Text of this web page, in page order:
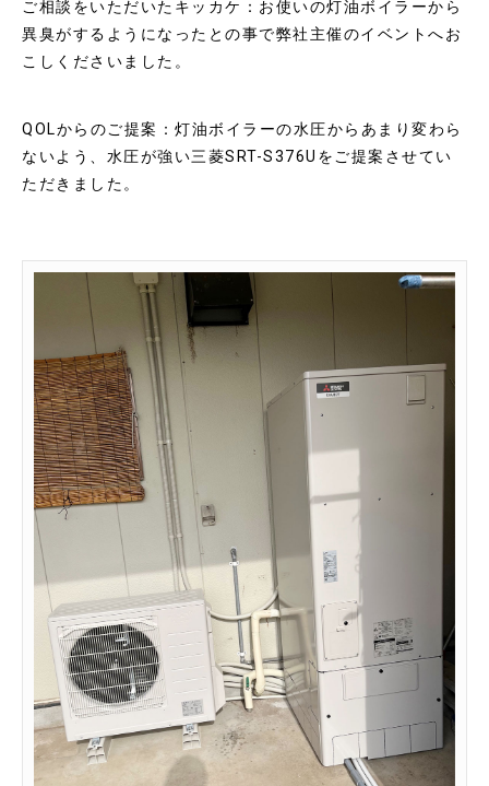
ご相談をいただいたキッカケ：お使いの灯油ボイラーから
異臭がするようになったとの事で弊社主催のイベントへお
こしくださいました。
QOLからのご提案：灯油ボイラーの水圧からあまり変わら
ないよう、水圧が強い三菱SRT-S376Uをご提案させてい
ただきました。